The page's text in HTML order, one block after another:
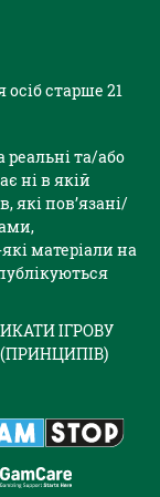
старше 21
та/або
ні в якій
які пов’язані/
матеріали на
ІГРОВУ